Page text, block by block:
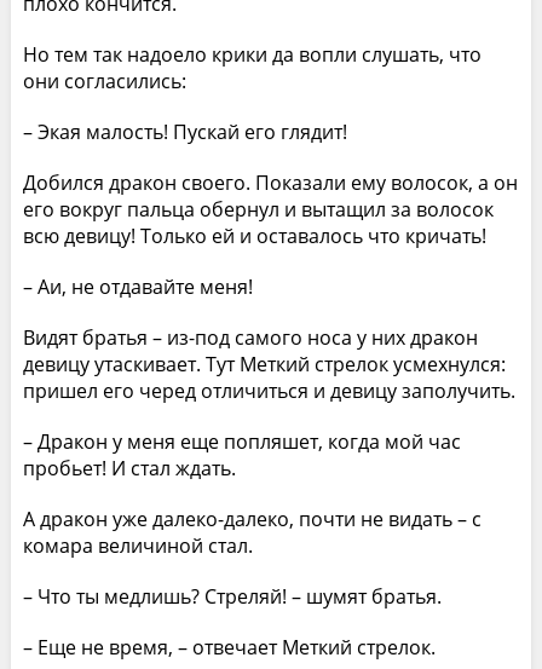
Но тем так надоело крики да вопли слушать, что
они согласились:
– Экая малость! Пускай его глядит!
Добился дракон своего. Показали ему волосок, а он
его вокруг пальца обернул и вытащил за волосок
всю девицу! Только ей и оставалось что кричать!
– Аи, не отдавайте меня!
Видят братья – из-под самого носа у них дракон
девицу утаскивает. Тут Меткий стрелок усмехнулся:
пришел его черед отличиться и девицу заполучить.
– Дракон у меня еще попляшет, когда мой час
пробьет! И стал ждать.
А дракон уже далеко-далеко, почти не видать – с
комара величиной стал.
– Что ты медлишь? Стреляй! – шумят братья.
– Еще не время, – отвечает Меткий стрелок.